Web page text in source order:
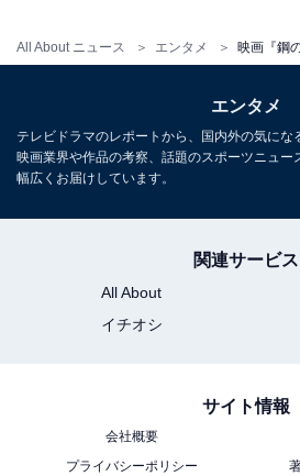
All About ニュース エンタメ
エンタメ
テレビドラマのレポートから、国内外の気に
映画業界や作品の考察、話題のスポーツニュー
幅広くお届けしています。
関連サービス
All About
イチオシ
サイト情報
会社概要
プライバシーポリシー